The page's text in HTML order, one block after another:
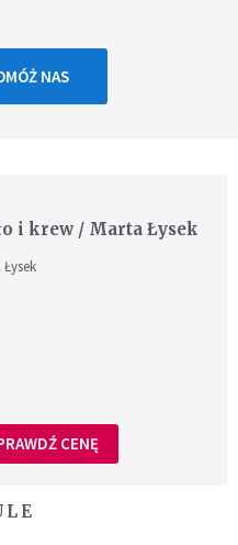
NAS
i krew / Marta Łysek
Łysek
CENĘ